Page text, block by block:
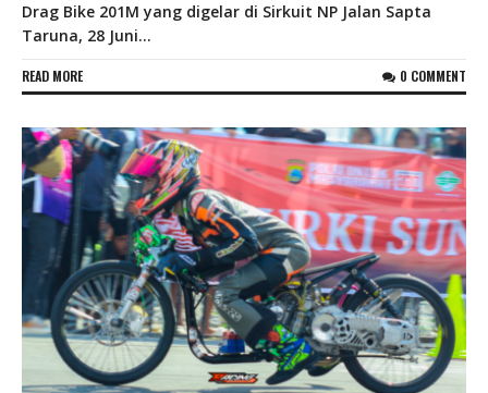
Drag Bike 201M yang digelar di Sirkuit NP Jalan Sapta
Taruna, 28 Juni...
READ MORE 0 COMMENT